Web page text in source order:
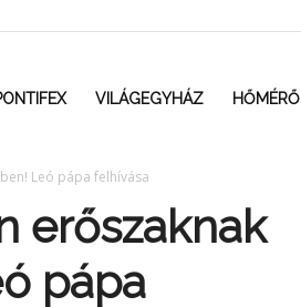
VILÁGEGYHÁZ HŐMÉRŐ
Leó pápa felhívása
erőszaknak
pápa